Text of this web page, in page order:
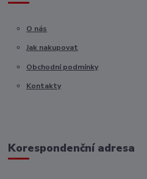
O nás
Jak nakupovat
Obchodní podmínky
Kontakty
Korespondenční adresa